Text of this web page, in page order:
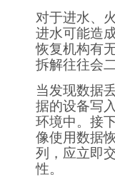
对于进水、
进水可能造
恢复机构有
拆解往往会
当发现数据
据的设备写
环境中。接
像使用数据
列，应立即
性。